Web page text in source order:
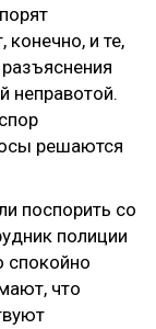
и те,
неправотой.
решаются
поспорить со
полиции
спокойно
что